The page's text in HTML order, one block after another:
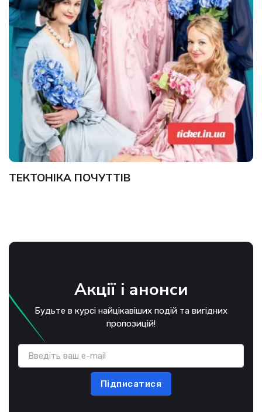
ТЕКТОНІКА ПОЧУТТІВ
Акції і анонси
Будьте в курсі найцікавіших подій та вигідних
пропозицій!
Підписатися